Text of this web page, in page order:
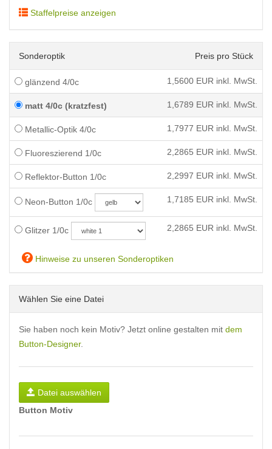
Staffelpreise anzeigen
Sonderoptik Preis pro Stück
glänzend 4/0c 1,5600 EUR inkl. MwSt.
matt 4/0c (kratzfest) 1,6789 EUR inkl. MwSt.
Metallic-Optik 4/0c 1,7977 EUR inkl. MwSt.
Fluoreszierend 1/0c 2,2865 EUR inkl. MwSt.
Reflektor-Button 1/0c 2,2997 EUR inkl. MwSt.
Neon-Button 1/0c 1,7185 EUR inkl. MwSt.
Glitzer 1/0c 2,2865 EUR inkl. MwSt.
Hinweise zu unseren Sonderoptiken
Wählen Sie eine Datei
Sie haben noch kein Motiv? Jetzt online gestalten mit dem
Button-Designer.
Datei auswählen
Button Motiv